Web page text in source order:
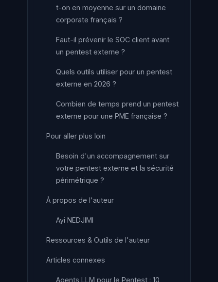
t-on en moyenne sur un domaine
corporate français ?
Faut-il prévenir le SOC client avant
un pentest externe ?
Quels outils utiliser pour un pentest
externe en 2026 ?
Combien de temps prend un pentest
externe pour une PME française ?
Pour aller plus loin
Besoin d'un accompagnement sur
votre pentest externe et la sécurité
périmétrique ?
À propos de l'auteur
Ayi NEDJIMI
Ressources & Outils de l'auteur
Articles connexes
Agents LLM pour le Pentest : 10